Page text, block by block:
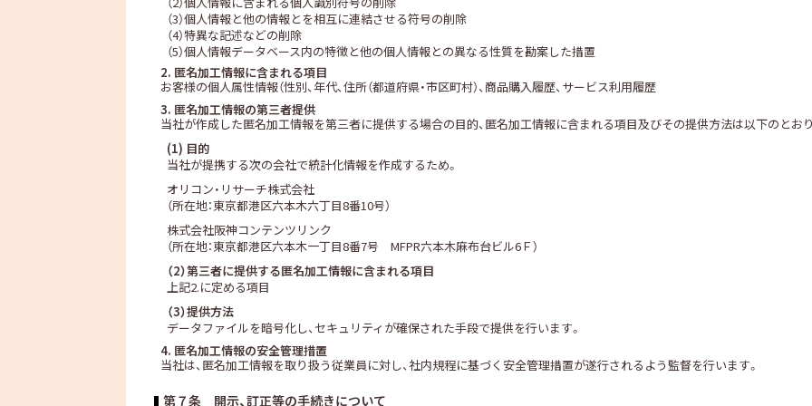
（3）個人情報と他の情報とを相互に連結させる符号の削除
（4）特異な記述などの削除
（5）個人情報データベース内の特徴と他の個人情報との異なる性質を勘案した措置
2. 匿名加工情報に含まれる項目
お客様の個人属性情報（性別、年代、住所（都道府県・市区町村）、商品購入履歴、サービス利用履歴
3. 匿名加工情報の第三者提供
当社が作成した匿名加工情報を第三者に提供する場合の目的、匿名加工情報に含まれる項目及びその提供方法は以下のとお
(1) 目的
当社が提携する次の会社で統計化情報を作成するため。
オリコン・リサーチ株式会社
（所在地：東京都港区六本木六丁目8番10号）
株式会社阪神コンテンツリンク
（所在地：東京都港区六本木一丁目8番7号 MFPR六本木麻布台ビル6Ｆ）
（2）第三者に提供する匿名加工情報に含まれる項目
上記2.に定める項目
（3）提供方法
データファイルを暗号化し、セキュリティが確保された手段で提供を行います。
4. 匿名加工情報の安全管理措置
当社は、匿名加工情報を取り扱う従業員に対し、社内規程に基づく安全管理措置が遂行されるよう監督を行います。
第７条 開示、訂正等の手続きについて